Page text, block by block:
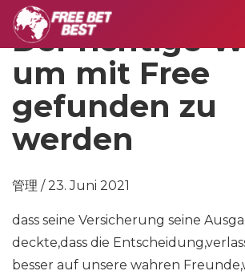
Der richtige
um mit Free
gefunden zu
werden
管理 / 23. Juni 2021
dass seine Versicherung seine
deckte,dass die
besser auf unsere wahren